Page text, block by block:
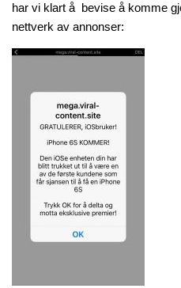
har vi klart å bevise å komme
nettverk av annonser: